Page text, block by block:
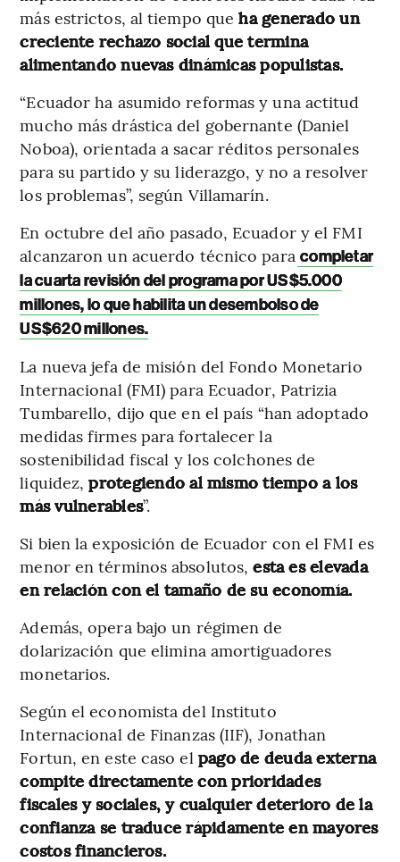
más estrictos, al tiempo que ha generado un
creciente rechazo social que termina
alimentando nuevas dinámicas populistas.
“Ecuador ha asumido reformas y una actitud
mucho más drástica del gobernante (Daniel
Noboa), orientada a sacar réditos personales
para su partido y su liderazgo, y no a resolver
los problemas”, según Villamarín.
En octubre del año pasado, Ecuador y el FMI
alcanzaron un acuerdo técnico para completar
la cuarta revisión del programa por US$5.000
millones, lo que habilita un desembolso de
US$620 millones.
La nueva jefa de misión del Fondo Monetario
Internacional (FMI) para Ecuador, Patrizia
Tumbarello, dijo que en el país “han adoptado
medidas firmes para fortalecer la
sostenibilidad fiscal y los colchones de
liquidez,protegiendo al mismo tiempo a los
más vulnerables”.
Si bien la exposición de Ecuador con el FMI es
menor en términos absolutos,esta es elevada
en relación con el tamaño de su economía.
Además, opera bajo un régimen de
dolarización que elimina amortiguadores
monetarios.
Según el economista del Instituto
Internacional de Finanzas (IIF), Jonathan
Fortun, en este caso el pago de deuda externa
compite directamente con prioridades
fiscales y sociales, y cualquier deterioro de la
confianza se traduce rápidamente en mayores
costos financieros.